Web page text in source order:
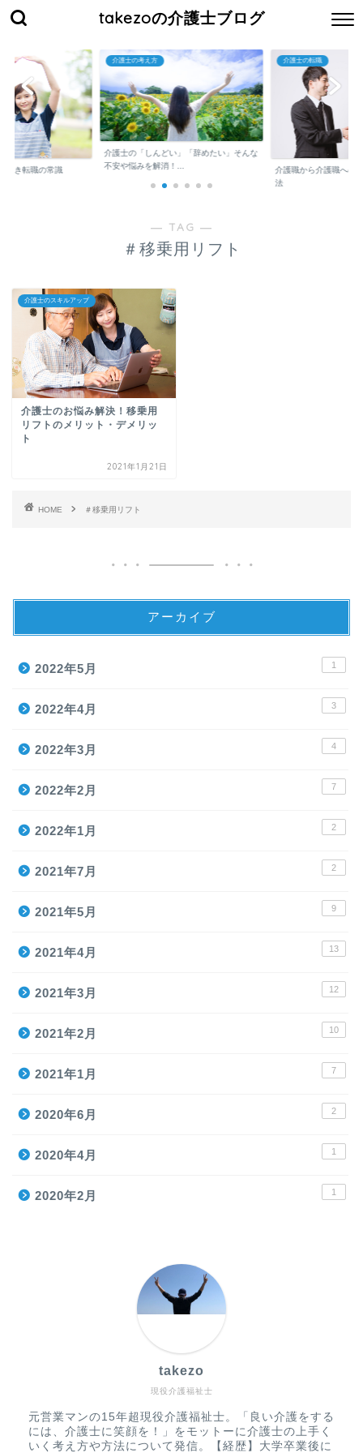
takezoの介護士ブログ
べき転職の常識
介護士の考え方
介護士の「しんどい」「辞めたい」そんな
不安や悩みを解消！...
介護士の転職
介護職から介護職への
法
― TAG ―
＃移乗用リフト
介護士のスキルアップ
介護士のお悩み解決！移乗用
リフトのメリット・デメリッ
ト
2021年1月21日
HOME ＃移乗用リフト
アーカイブ
2022年5月 1
2022年4月 3
2022年3月 4
2022年2月 7
2022年1月 2
2021年7月 2
2021年5月 9
2021年4月 13
2021年3月 12
2021年2月 10
2021年1月 7
2020年6月 2
2020年4月 1
2020年2月 1
現役介護福祉士
takezo
元営業マンの15年超現役介護福祉士。「良い介護をする
には、介護士に笑顔を！」をモットーに介護士の上手く
いく考え方や方法について発信。【経歴】大学卒業後に